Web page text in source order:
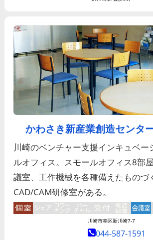
かわさき新産業創造センタ
川崎のベンチャー支援インキュベー
ルオフィス。スモールオフィス8部
議室、工作機械を各種備えたものづ
CAD/CAM研修室がある。
川崎市幸区新川崎7-7
044-587-1591